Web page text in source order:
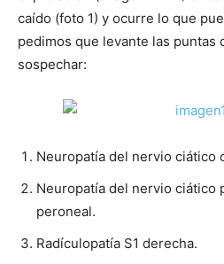
caído (foto 1) y ocurre lo que
pedimos que levante las puntas
sospechar:
Neuropatía del nervio ciático
Neuropatía del nervio ciático
peroneal.
Radículopatía S1 derecha.